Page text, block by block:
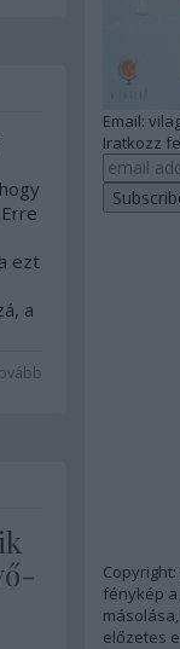
ezt
a
Email:
Iratkozz
fénykép
előzetes